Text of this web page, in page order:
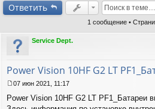
Ответить
1 сообщение •
Service Dept.
Power Vision 10HF G2 LT
о
07 июн 2021, 11:17
Power Vision 10HF G2 LT PF1_Батареи